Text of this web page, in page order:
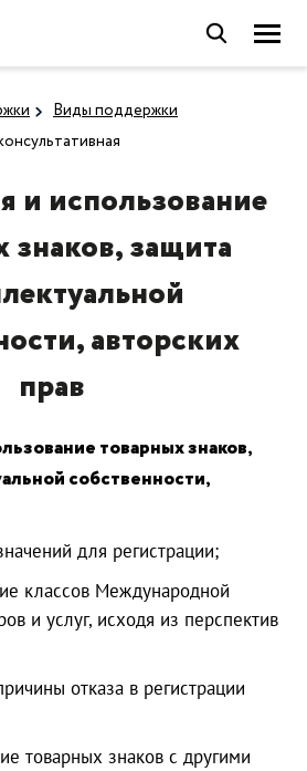
Виды поддержки
и использование
знаков, защита
авторских
прав
товарных знаков,
собственности,
для регистрации;
Международной
и услуг, исходя из перспектив
отказа в регистрации
знаков с другими